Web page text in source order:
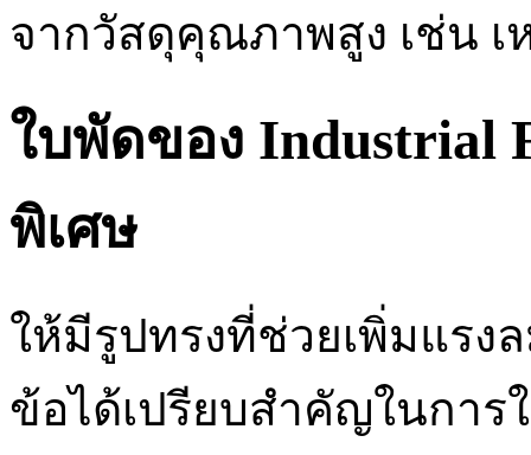
จากวัสดุคุณภาพสูง เช่น เ
ใบพัดของ Industrial
พิเศษ
ให้มีรูปทรงที่ช่วยเพิ่มแรง
ข้อได้เปรียบสำคัญในกา